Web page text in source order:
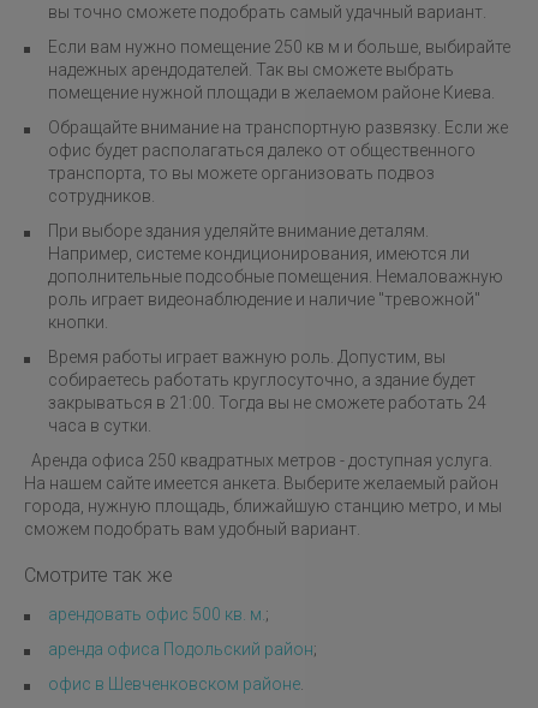
вы точно сможете подобрать самый удачный вариант.
Если вам нужно помещение 250 кв м и больше, выбирайте
надежных арендодателей. Так вы сможете выбрать
помещение нужной площади в желаемом районе Киева.
Обращайте внимание на транспортную развязку. Если же
офис будет располагаться далеко от общественного
транспорта, то вы можете организовать подвоз
сотрудников.
При выборе здания уделяйте внимание деталям.
Например, системе кондиционирования, имеются ли
дополнительные подсобные помещения. Немаловажную
роль играет видеонаблюдение и наличие "тревожной"
кнопки.
Время работы играет важную роль. Допустим, вы
собираетесь работать круглосуточно, а здание будет
закрываться в 21:00. Тогда вы не сможете работать 24
часа в сутки.
Аренда офиса 250 квадратных метров - доступная услуга.
На нашем сайте имеется анкета. Выберите желаемый район
города, нужную площадь, ближайшую станцию метро, и мы
сможем подобрать вам удобный вариант.
Смотрите так же
арендовать офис 500 кв. м. ;
аренда офиса Подольский район;
офис в Шевченковском районе